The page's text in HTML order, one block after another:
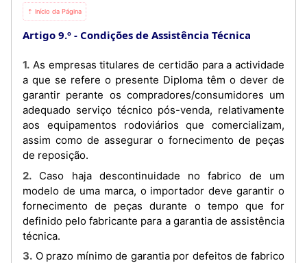
⇡ Início da Página
Artigo 9.º Condições de Assistência Técnica
1. As empresas titulares de certidão para a actividade
a que se refere o presente Diploma têm o dever de
garantir perante os compradores/consumidores um
adequado serviço técnico pós-venda, relativamente
aos equipamentos rodoviários que comercializam,
assim como de assegurar o fornecimento de peças
de reposição.
2. Caso haja descontinuidade no fabrico de um
modelo de uma marca, o importador deve garantir o
fornecimento de peças durante o tempo que for
definido pelo fabricante para a garantia de assistência
técnica.
3. O prazo mínimo de garantia por defeitos de fabrico